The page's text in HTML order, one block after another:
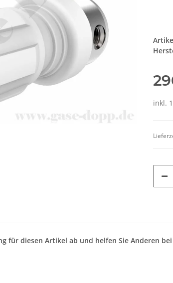
inkl.
für diesen Artikel ab und helfen Sie Anderen